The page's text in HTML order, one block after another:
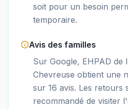
soit pour un besoin
temporaire.
Avis des familles
Sur Google, EHPAD de
Chevreuse obtient une
sur 16 avis. Les retours
recommandé de visiter